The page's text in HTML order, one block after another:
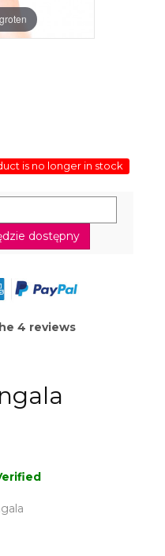
is no longer in stock
dostępny
4 reviews